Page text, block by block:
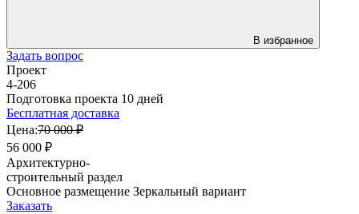
В избранное
Задать вопрос
Проект
4-206
Подготовка проекта 10 дней
Бесплатная доставка
Цена:70 000 ₽
56 000 ₽
Архитектурно-
строительный раздел
Основное размещение Зеркальный вариант
Заказать